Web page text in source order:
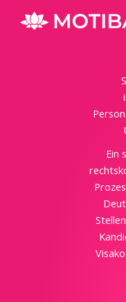
Inhalt
Ein